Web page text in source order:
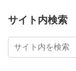
サイト内検索